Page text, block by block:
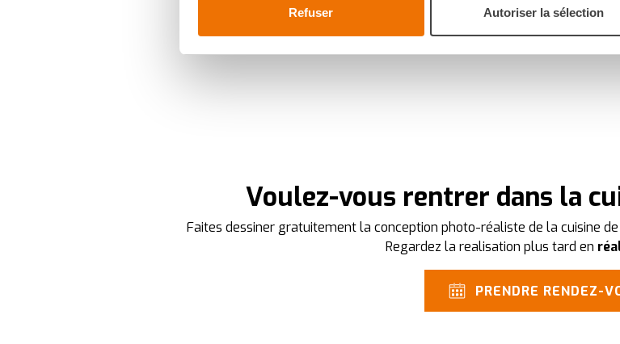
Refuser Autoriser la sélection
PLUS DE CUISINES
Voulez-vous rentrer dans la
Faites dessiner gratuitement la conception photo-réaliste de la cuisine
Regardez la realisation plus tard en
PRENDRE RENDEZ-